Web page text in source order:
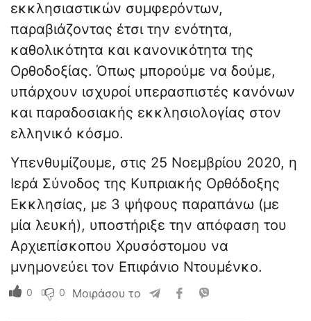
εκκλησιαστικών συμφερόντων,
παραβιάζοντας έτσι την ενότητα,
καθολικότητα και κανονικότητα της
Ορθοδοξίας. Όπως μπορούμε να δούμε,
υπάρχουν ισχυροί υπερασπιστές κανόνων
και παραδοσιακής εκκλησιολογίας στον
ελληνικό κόσμο.
Υπενθυμίζουμε, στις 25 Νοεμβρίου 2020, η
Ιερά Σύνοδος της Κυπριακής Ορθόδοξης
Εκκλησίας, με 3 ψήφους παραπάνω (με
μία λευκή), υποστήριξε την απόφαση του
Αρχιεπίσκοπου Χρυσόστομου να
μνημονεύει τον Επιφάνιο Ντουμένκο.
0 0 Μοιράσου το